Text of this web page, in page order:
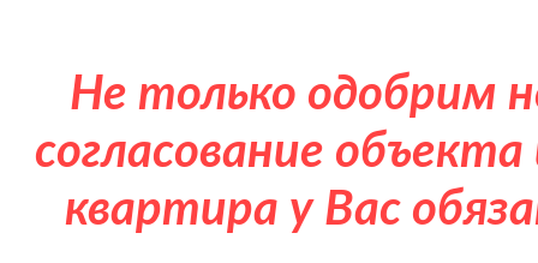
Не только одобрим
согласование
квартира у Вас